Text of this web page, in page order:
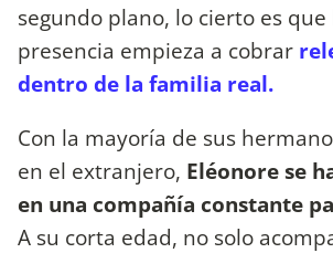
segundo plano, lo cierto es que
presencia empieza a cobrar
dentro de la familia real.
Con la mayoría de sus
en el extranjero, Eléonore se
en una compañía constante
A su corta edad, no solo